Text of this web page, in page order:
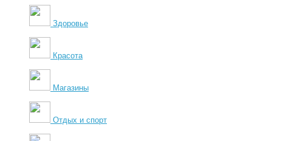
Здоровье
Красота
Магазины
Отдых и спорт